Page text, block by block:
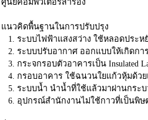
แนวคิดพื้นฐานในการปรับปรุง
1. ระบบไฟฟ้าแสงสว่าง ใช้หลอดประ
2. ระบบปรับอากาศ ออกแบบให้เกิดกา
3. กระจกรอบตัวอาคารเป็น Insulated
4. กรอบอาคาร ใช้ฉนวนใยแก้วหุ้มด้ว
5. ระบบน้ำ นำน้ำที่ใช้แล้วมาผ่านกระ
6. อุปกรณ์สำนักงานไม่ใช้กาวที่เป็นพิษ